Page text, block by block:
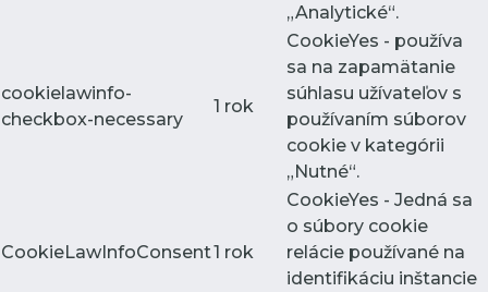
„Analytické“.
cookielawinfo-
checkbox-necessary
1 rok
CookieYes - používa
sa na zapamätanie
súhlasu užívateľov s
používaním súborov
cookie v kategórii
„Nutné“.
CookieLawInfoConsent1 rok
CookieYes - Jedná sa
o súbory cookie
relácie používané na
identifikáciu inštancie